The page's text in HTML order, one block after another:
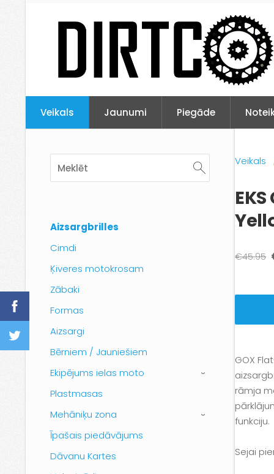
Veikals Jaunumi Piegāde
Aizsargbrilles
Cimdi
Ķiveres motokrosam
Zābaki
Formas
Aizsargi
Bērniem / Jauniešiem
Ekipējums ielas moto
›
Plastmasas
Mehāniķu zona
›
Īpašais piedāvājums
Dāvanu Kartes
Veikals
€45.95
GOX
rāmja
funkciju.
Sejai